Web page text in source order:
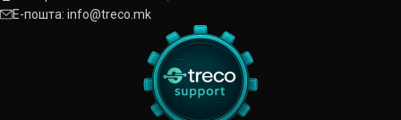
Store and forward
Fanless design, natural Mini size.
Е-пошта: info@treco.mk